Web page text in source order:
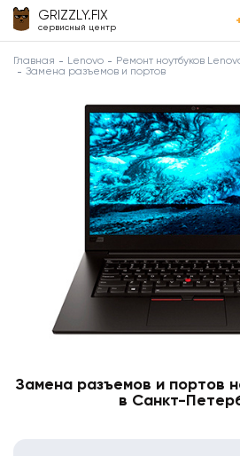
GRIZZLY.FIX
сервисный центр
Главная Lenovo
Ремонт ноутбуков
Замена разъемов и портов
Замена разъемов и портов
в Санкт-